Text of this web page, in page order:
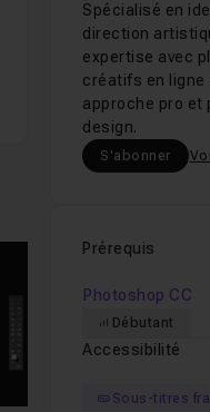
suivantes
Spécialisé en
direction
expertise avec
créatifs en ligne
approche pro et
design.
S'abonner
Prérequis
Photoshop CC
Débutant
Accessibilité
Sous-titres